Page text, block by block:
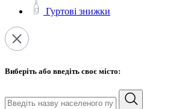
Гуртові знижки
Виберіть або введіть своє місто: